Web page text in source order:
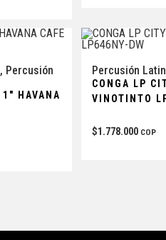
, Percusión
HAVANA
Percusión
CONGA LP
VINOTINTO
$1.778.000 COP